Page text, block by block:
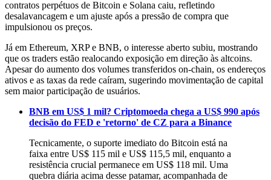
contratos perpétuos de Bitcoin e Solana caiu, refletindo
desalavancagem e um ajuste após a pressão de compra que
impulsionou os preços.
Já em Ethereum, XRP e BNB, o interesse aberto subiu, mostrando
que os traders estão realocando exposição em direção às altcoins.
Apesar do aumento dos volumes transferidos on-chain, os endereços
ativos e as taxas da rede caíram, sugerindo movimentação de capital
sem maior participação de usuários.
BNB em US$ 1 mil? Criptomoeda chega a US$ 990 após
decisão do FED e 'retorno' de CZ para a Binance
Tecnicamente, o suporte imediato do Bitcoin está na
faixa entre US$ 115 mil e US$ 115,5 mil, enquanto a
resistência crucial permanece em US$ 118 mil. Uma
quebra diária acima desse patamar, acompanhada de